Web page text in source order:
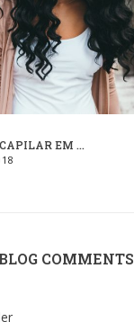
EM ...
BLOG COMMENTS